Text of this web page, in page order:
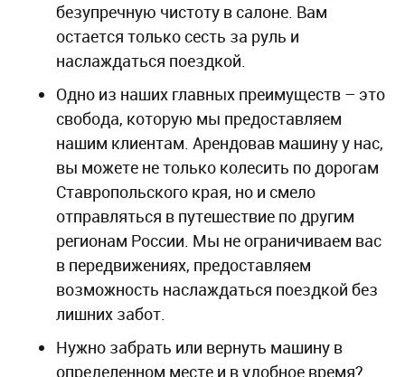
безупречную чистоту в салоне. Вам
остается только сесть за руль и
наслаждаться поездкой.
Одно из наших главных преимуществ – это
свобода, которую мы предоставляем
нашим клиентам. Арендовав машину у нас,
вы можете не только колесить по дорогам
Ставропольского края, но и смело
отправляться в путешествие по другим
регионам России. Мы не ограничиваем вас
в передвижениях, предоставляем
возможность наслаждаться поездкой без
лишних забот.
Нужно забрать или вернуть машину в
определенном месте и в удобное время?